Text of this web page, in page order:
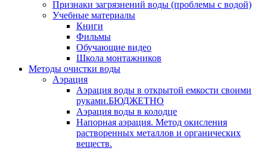
Признаки загрязнений воды (проблемы с водой)
Учебные материалы
Книги
Фильмы
Обучающие видео
Школа монтажников
Методы очистки воды
Аэрация
Аэрация воды в открытой емкости своими
руками.БЮДЖЕТНО
Аэрация воды в колодце
Напорная аэрация. Метод окисления
растворенных металлов и органических
веществ.